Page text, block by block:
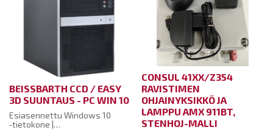
BEISSBARTH CCD / EASY
3D SUUNTAUS - PC WIN 10
Esiasennettu Windows 10
‑tietokone |
CONSUL 41XX/Z354
RAVISTIMEN
OHJAINYKSIKKÖ JA
LAMPPU AMX 911BT,
STENHOJ-MALLI